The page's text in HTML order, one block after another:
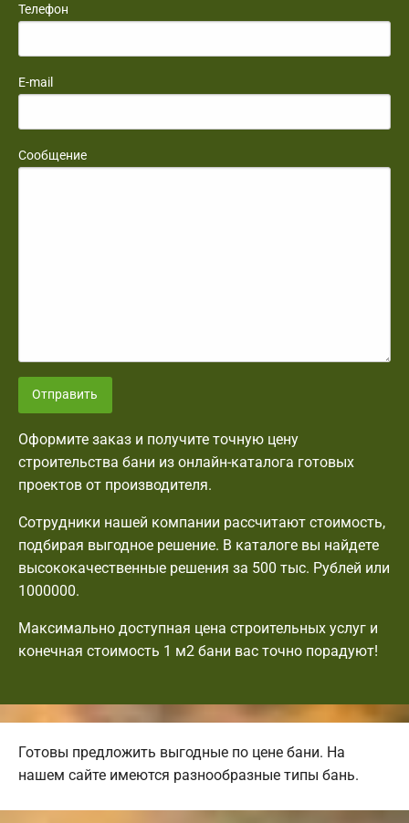
Телефон
E-mail
Сообщение
Отправить
Оформите заказ и получите точную цену
строительства бани из онлайн-каталога готовых
проектов от производителя.
Сотрудники нашей компании рассчитают стоимость,
подбирая выгодное решение. В каталоге вы найдете
высококачественные решения за 500 тыс. Рублей или
1000000.
Максимально доступная цена строительных услуг и
конечная стоимость 1 м2 бани вас точно порадуют!
Готовы предложить выгодные по цене бани. На
нашем сайте имеются разнообразные типы бань.